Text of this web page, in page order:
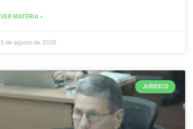
VER MATÉRIA »
5 de agosto de 2026
JURIDICO